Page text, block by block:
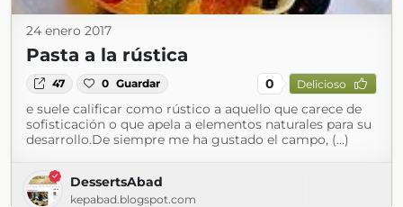
24 enero 2017
Pasta a la rústica
47 0 Guardar 0 Delicioso
e suele calificar como rústico a aquello que carece de
sofisticación o que apela a elementos naturales para su
desarrollo.De siempre me ha gustado el campo, (...)
DessertsAbad
kepabad.blogspot.com